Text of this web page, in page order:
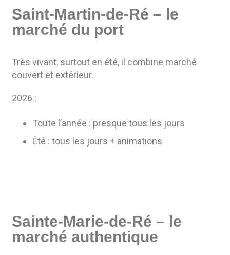
Saint-Martin-de-Ré – le
marché du port
Très vivant, surtout en été, il combine marché
couvert et extérieur.
2026 :
Toute l’année : presque tous les jours
Été : tous les jours + animations
Sainte-Marie-de-Ré – le
marché authentique